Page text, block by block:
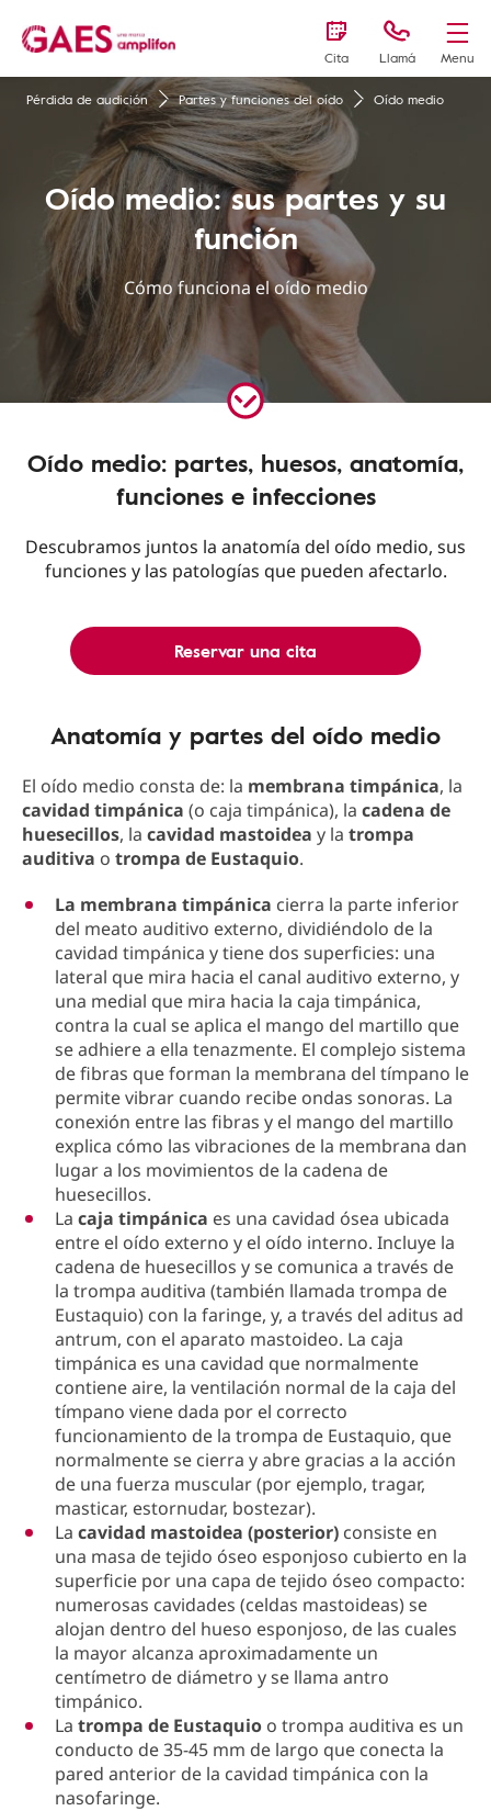
Cita Llamá Menu
Pérdida de audición Partes y funciones del oído Oído medio
Oído medio: sus partes y su
función
Cómo funciona el oído medio
Oído medio: partes, huesos, anatomía,
funciones e infecciones
Descubramos juntos la anatomía del oído medio, sus
funciones y las patologías que pueden afectarlo.
Reservar una cita
Anatomía y partes del oído medio
El oído medio consta de: la membrana timpánica, la
cavidad timpánica (o caja timpánica), la cadena de
huesecillos, la cavidad mastoidea y la trompa
auditiva o trompa de Eustaquio.
La membrana timpánica cierra la parte inferior
del meato auditivo externo, dividiéndolo de la
cavidad timpánica y tiene dos superficies: una
lateral que mira hacia el canal auditivo externo, y
una medial que mira hacia la caja timpánica,
contra la cual se aplica el mango del martillo que
se adhiere a ella tenazmente. El complejo sistema
de fibras que forman la membrana del tímpano le
permite vibrar cuando recibe ondas sonoras. La
conexión entre las fibras y el mango del martillo
explica cómo las vibraciones de la membrana dan
lugar a los movimientos de la cadena de
huesecillos.
La caja timpánica es una cavidad ósea ubicada
entre el oído externo y el oído interno. Incluye la
cadena de huesecillos y se comunica a través de
la trompa auditiva (también llamada trompa de
Eustaquio) con la faringe, y, a través del aditus ad
antrum, con el aparato mastoideo. La caja
timpánica es una cavidad que normalmente
contiene aire, la ventilación normal de la caja del
tímpano viene dada por el correcto
funcionamiento de la trompa de Eustaquio, que
normalmente se cierra y abre gracias a la acción
de una fuerza muscular (por ejemplo, tragar,
masticar, estornudar, bostezar).
La cavidad mastoidea (posterior) consiste en
una masa de tejido óseo esponjoso cubierto en la
superficie por una capa de tejido óseo compacto:
numerosas cavidades (celdas mastoideas) se
alojan dentro del hueso esponjoso, de las cuales
la mayor alcanza aproximadamente un
centímetro de diámetro y se llama antro
timpánico.
La trompa de Eustaquio o trompa auditiva es un
conducto de 35-45 mm de largo que conecta la
pared anterior de la cavidad timpánica con la
nasofaringe.